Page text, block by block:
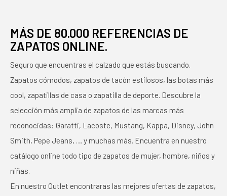
MÁS DE 80.000 REFERENCIAS DE
ZAPATOS ONLINE.
Seguro que encuentras el calzado que estás buscando.
Zapatos cómodos, zapatos de tacón estilosos, las botas más
cool, zapatillas de casa o zapatilla de deporte. Descubre la
selección más amplia de zapatos de las marcas más
reconocidas: Garatti, Lacoste, Mustang, Kappa, Disney, John
Smith, Pepe Jeans, … y muchas más. Encuentra en nuestro
catálogo online todo tipo de zapatos de mujer, hombre, niños y
niñas.
En nuestro Outlet encontraras las mejores ofertas de zapatos,